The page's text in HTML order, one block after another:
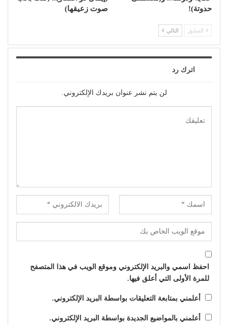
حدوتة)!
صوت زعيقها)
السابق التالي
اترك رد
لن يتم نشر عنوان بريدك الإلكتروني.
احفظ اسمي والبريد الإلكتروني وموقع الويب في هذا المتصفح
للمرة الأولى التي أعلق فيها.
أعلمني بمتابعة التعليقات بواسطة البريد الإلكتروني.
أعلمني بالمواضيع الجديدة بواسطة البريد الإلكتروني.